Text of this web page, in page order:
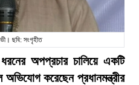
ছবি: সংগৃহীত
অপপ্রচার চালিয়ে একটি
অভিযোগ করেছেন প্রধানমন্ত্রীর